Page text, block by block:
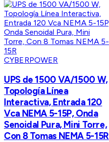
CYBERPOWER
UPS de 1500 VA/1500 W,
Topología Línea
Interactiva, Entrada 120
Vca NEMA 5-15P, Onda
Senoidal Pura, Mini Torre,
Con 8 Tomas NEMA 5-15R